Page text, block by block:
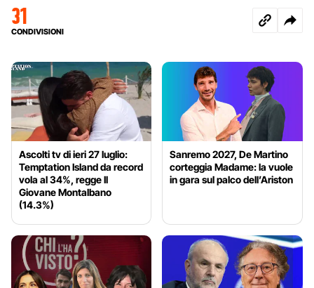
31
CONDIVISIONI
Ascolti tv di ieri 27 luglio:
Temptation Island da record
vola al 34%, regge Il
Giovane Montalbano
(14.3%)
Sanremo 2027, De Martino
corteggia Madame: la vuole
in gara sul palco dell’Ariston